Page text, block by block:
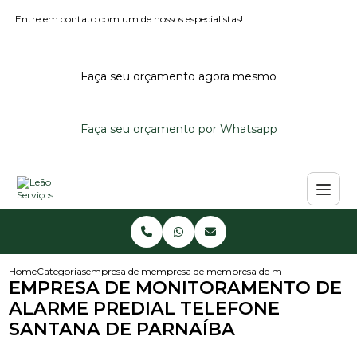
Entre em contato com um de nossos especialistas!
Faça seu orçamento agora mesmo
Faça seu orçamento por Whatsapp
HomeCategoriasempresa de monitoramento de alarmes
empresa de monitoramento de alarme
empresa de monitoramento
EMPRESA DE MONITORAMENTO DE
ALARME PREDIAL TELEFONE
SANTANA DE PARNAÍBA